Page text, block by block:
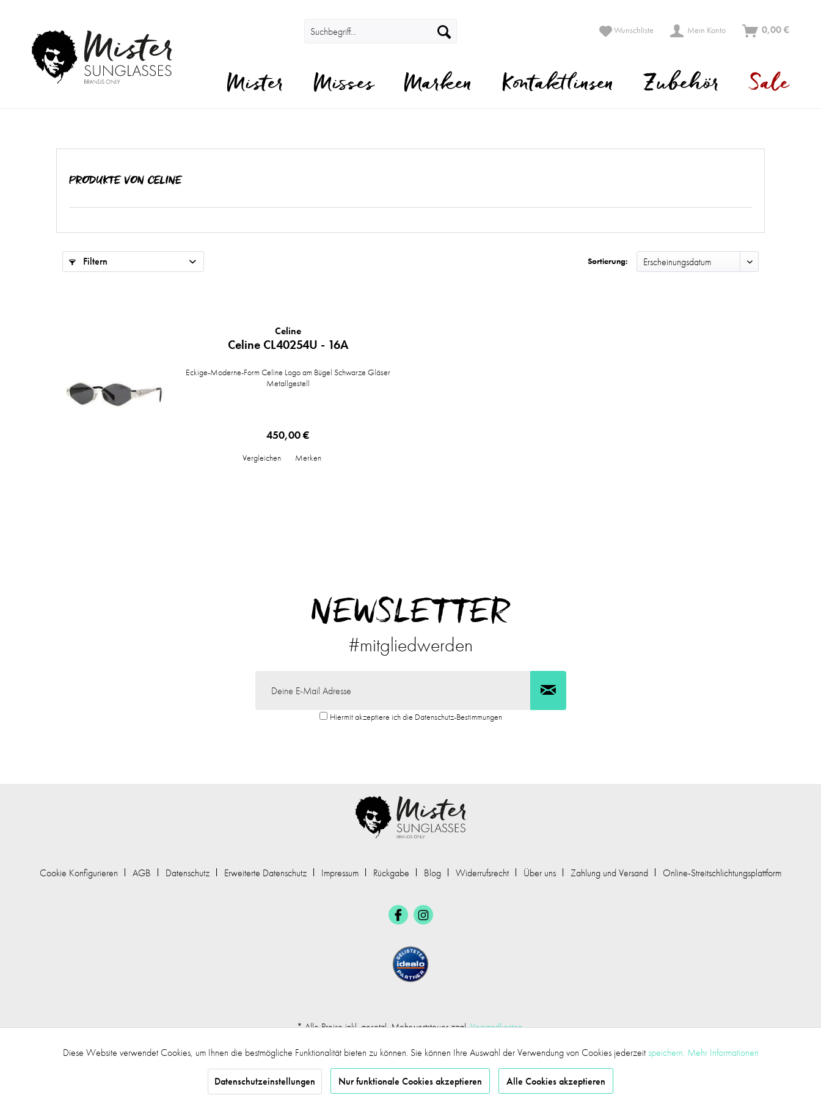
Wunschliste Mein Konto 0,00 €
Mister Misses Marken Kontaktlinsen Zubehör Sale
PRODUKTE VON CELINE
Filtern Sortierung:
Celine
Celine CL40254U - 16A
Eckige-Moderne-Form Celine Logo am Bügel Schwarze Gläser
Metallgestell
450,00 €
Vergleichen Merken
NEWSLETTER
#mitgliedwerden
Hiermit akzeptiere ich die Datenschutz-Bestimmungen
Cookie Konfigurieren AGB Datenschutz Erweiterte Datenschutz Impressum Rückgabe Blog Widerrufsrecht Über uns Zahlung und Versand Online-Streitschlichtungsplattform
* Alle Preise inkl. gesetzl. Mehrwertsteuer zzgl.Versandkosten.
Funktionale Aktiv
Diese Website verwendet Cookies, um Ihnen die bestmögliche Funktionalität bieten zu können. Sie können Ihre Auswahl der Verwendung von Cookies jederzeitspeichern. Mehr Informationen
Datenschutzeinstellungen Nur funktionale Cookies akzeptieren Alle Cookies akzeptieren